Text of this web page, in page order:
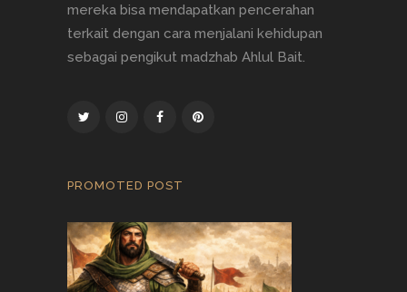
mereka bisa mendapatkan pencerahan
terkait dengan cara menjalani kehidupan
sebagai pengikut madzhab Ahlul Bait.
PROMOTED POST